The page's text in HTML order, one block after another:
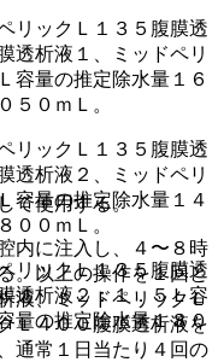
リックＬ１３５腹膜透
透析液１、ミッドペリ
容量の推定除水量１６
５０ｍＬ。
リックＬ１３５腹膜透
透析液２、ミッドペリ
容量の推定除水量１４
００ｍＬ。
リックＬ１３５腹膜透
透析液２：１．５Ｌ容
量の推定除水量１８０
て使用する。
内に注入し、４〜８時
。以上の操作を１回と
液、ミッドペリックＬ
Ｌ４００腹膜透析液を
通常１日当たり４回の